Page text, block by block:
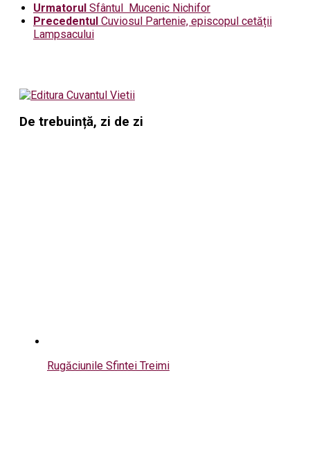
Urmatorul Sfântul Mucenic Nichifor
Precedentul Cuviosul Partenie, episcopul cetății
Lampsacului
De trebuință, zi de zi
Rugăciunile Sfintei Treimi